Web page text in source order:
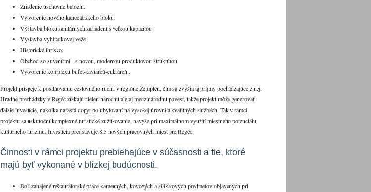
Zriadenie úschovne batožín.
Vytvorenie nového kancelárskeho bloku.
Výstavba bloku sanitárnych zariadení s veľkou kapacitou
Výstavba vyhliadkovej veže.
Historické ihrisko.
Obchod so suvenírmi - s novou, modernou produktovou štruktúrou.
Vytvorenie komplexu bufet-kaviareň-cukráreň..
Projekt prispeje k posilňovaniu cestovného ruchu v regióne Zemplén, čím sa zvýšia aj príjmy pochádzajúce z nej.
Hradné prechádzky v Regéc získajú nielen národnú ale aj medzinárodnú povesť, takže projekt môže generovať
ďalšie investície, nakoľko narastá dopyt po ubytovaní na vysokej úrovni a kvalitných službách. Tak v rámci
projektu sa uskutoční komplexné turistické zužitkovanie, navyše pri maximálnom využití miestneho potenciálu
kultúrneho turizmu. Investícia predstavuje 8,5 nových pracovných miest pre Regéc.
Činnosti v rámci projektu prebiehajúce v súčasnosti a tie, ktoré
majú byť vykonané v blízkej budúcnosti.
Boli zahájené reštaurátorské práce kamenných, kovových a silikátových predmetov objavených pri